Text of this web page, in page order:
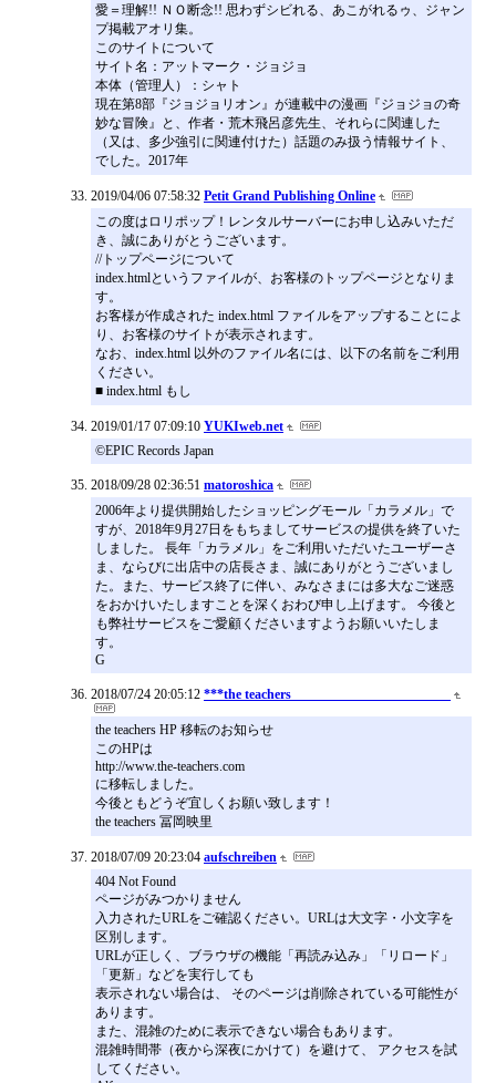
愛＝理解!! ＮＯ断念!! 思わずシビれる、あこがれるゥ、ジャン
プ掲載アオリ集。
このサイトについて
サイト名：アットマーク・ジョジョ
本体（管理人）：シャト
現在第8部『ジョジョリオン』が連載中の漫画『ジョジョの奇
妙な冒険』と、作者・荒木飛呂彦先生、それらに関連した
（又は、多少強引に関連付けた）話題のみ扱う情報サイト、
でした。2017年
2019/04/06 07:58:32 Petit Grand Publishing Online
この度はロリポップ！レンタルサーバーにお申し込みいただ
き、誠にありがとうございます。
//トップページについて
index.htmlというファイルが、お客様のトップページとなりま
す。
お客様が作成された index.html ファイルをアップすることによ
り、お客様のサイトが表示されます。
なお、index.html 以外のファイル名には、以下の名前をご利用
ください。
■ index.html もし
2019/01/17 07:09:10 YUKIweb.net
©EPIC Records Japan
2018/09/28 02:36:51 matoroshica
2006年より提供開始したショッピングモール「カラメル」で
すが、2018年9月27日をもちましてサービスの提供を終了いた
しました。 長年「カラメル」をご利用いただいたユーザーさ
ま、ならびに出店中の店長さま、誠にありがとうございまし
た。また、サービス終了に伴い、みなさまには多大なご迷惑
をおかけいたしますことを深くおわび申し上げます。 今後と
も弊社サービスをご愛顧くださいますようお願いいたしま
す。
G
2018/07/24 20:05:12 ***the teachers________________________
the teachers HP 移転のお知らせ
このHPは
http://www.the-teachers.com
に移転しました。
今後ともどうぞ宜しくお願い致します！
the teachers 冨岡映里
2018/07/09 20:23:04 aufschreiben
404 Not Found
ページがみつかりません
入力されたURLをご確認ください。URLは大文字・小文字を
区別します。
URLが正しく、ブラウザの機能「再読み込み」「リロード」
「更新」などを実行しても
表示されない場合は、 そのページは削除されている可能性が
あります。
また、混雑のために表示できない場合もあります。
混雑時間帯（夜から深夜にかけて）を避けて、 アクセスを試
してください。